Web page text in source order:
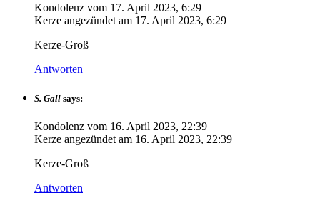
Kondolenz vom 17. April 2023, 6:29
Kerze angezündet am 17. April 2023, 6:29
Kerze-Groß
Antworten
S. Gall says:
Kondolenz vom 16. April 2023, 22:39
Kerze angezündet am 16. April 2023, 22:39
Kerze-Groß
Antworten